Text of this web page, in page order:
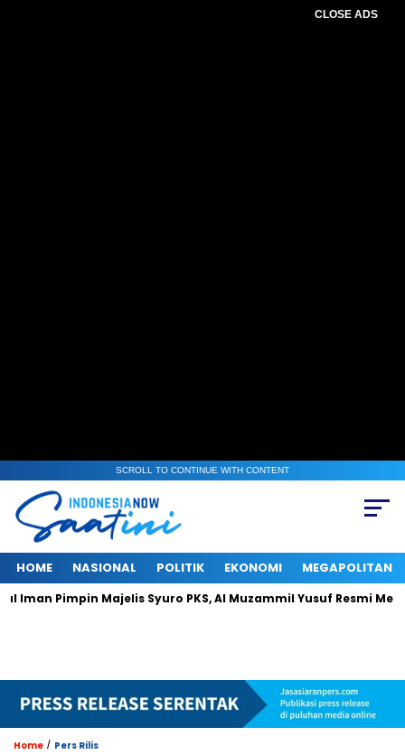
CLOSE ADS
SCROLL TO CONTINUE WITH CONTENT
HOME NASIONAL POLITIK EKONOMI MEGAPOLITAN
Majelis Syuro PKS, Al Muzammil Yusuf Resmi Menjabat
Home / Pers Rilis